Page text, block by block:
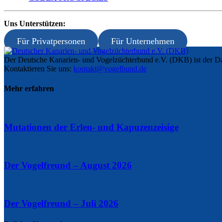
Uns Unterstützen:
Für Privatpersonen Für Unternehmen
Der Deutsche Kanarien- und Vogelzüchterbund e.V. (DKB) ist der
Kontaktieren Sie uns: kontakt@vogelbund.de
Mehr erfahren
Mutationen der Erlen- und Kapuzenzeisige
Der Vogelfreund – August 2026
Der Vogelfreund – Juli 2026